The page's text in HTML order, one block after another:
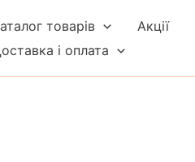
товарів Акції
і оплата